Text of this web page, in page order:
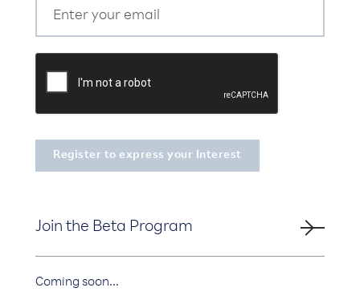
Join the Beta Program
Coming soon...